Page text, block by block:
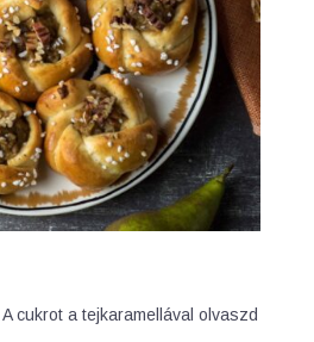
cukrot a tejkaramellával olvaszd